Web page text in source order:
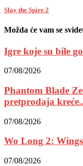
Slay the Spire 2
Možda će vam se
Igre koje su bile
07/08/2026
Phantom Blade
pretprodaja
07/08/2026
Wo Long 2:
07/08/2026